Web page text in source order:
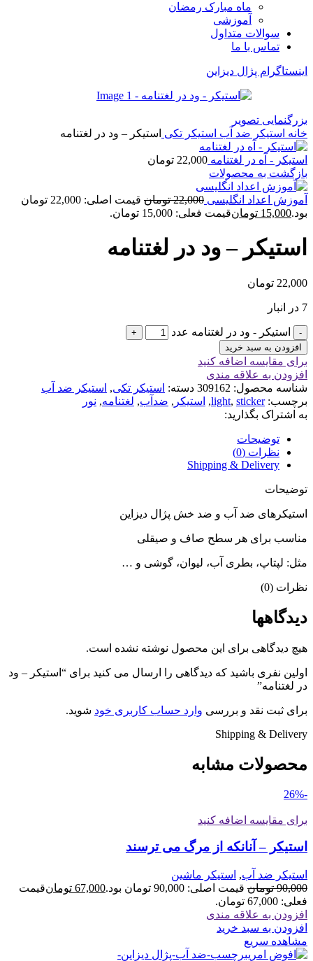
ماه مبارک رمضان
آموزشی
سوالات متداول
تماس با ما
اینستاگرام پژال دیزاین
بزرگنمایی تصویر
خانه استیکر ضد آب استیکر تکی استیکر – ود در لغتنامه
استیکر - آه در لغتنامه 22,000 تومان
بازگشت به محصولات
آموزش اعداد انگلیسی 22,000 تومان
قیمت اصلی: 22,000 تومان
بود.15,000 تومانقیمت فعلی: 15,000 تومان.
استیکر – ود در لغتنامه
22,000 تومان
7 در انبار
استیکر - ود در لغتنامه عدد
افزودن به سبد خرید
برای مقایسه اضافه کنید
افزودن به علاقه مندی
شناسه محصول: 309162 دسته: استیکر تکی, استیکر ضد آب
برچسب:
light, sticker
, استیکر , ضدآب, لغتنامه, نور
به اشتراک بگذارید:
توضیحات
نظرات (0)
Shipping & Delivery
توضیحات
استیکرهای ضد آب و ضد خش پژال دیزاین
مناسب برای هر سطح صاف و صیقلی
مثل: لپتاپ، بطری آب، لیوان، گوشی و …
نظرات (0)
دیدگاهها
هیچ دیدگاهی برای این محصول نوشته نشده است.
اولین نفری باشید که دیدگاهی را ارسال می کنید برای “استیکر – ود
در لغتنامه”
برای ثبت نقد و بررسی وارد حساب کاربری خود شوید.
Shipping & Delivery
محصولات مشابه
-26%
برای مقایسه اضافه کنید
استیکر – آنانکه از مرگ می ترسند
استیکر ضد آب, استیکر ماشین
90,000 تومان قیمت اصلی: 90,000 تومان بود. 67,000 تومانقیمت
فعلی: 67,000 تومان.
افزودن به علاقه مندی
افزودن به سبد خرید
مشاهده سریع